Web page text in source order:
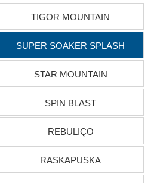
TIGOR MOUNTAIN
SUPER SOAKER SPLASH
STAR MOUNTAIN
SPIN BLAST
REBULIÇO
RASKAPUSKA